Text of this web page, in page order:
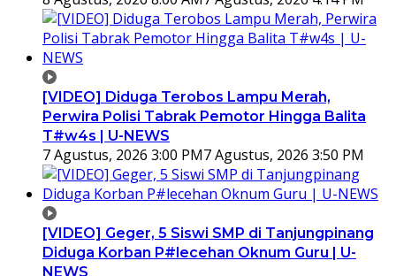
[VIDEO] Diduga Terobos Lampu Merah,
Perwira Polisi Tabrak Pemotor Hingga Balita
T#w4s | U-NEWS
7 Agustus, 2026 3:00 PM7 Agustus, 2026 3:50 PM
[VIDEO] Geger, 5 Siswi SMP di Tanjungpinang
Diduga Korban P#lecehan Oknum Guru | U-
NEWS